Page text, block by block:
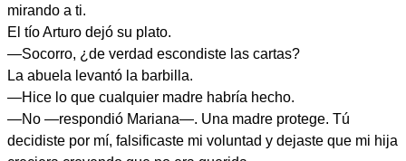
mirando a ti.
El tío Arturo dejó su plato.
—Socorro, ¿de verdad escondiste las cartas?
La abuela levantó la barbilla.
—Hice lo que cualquier madre habría hecho.
—No —respondió Mariana—. Una madre protege. Tú
decidiste por mí, falsificaste mi voluntad y dejaste que mi hija